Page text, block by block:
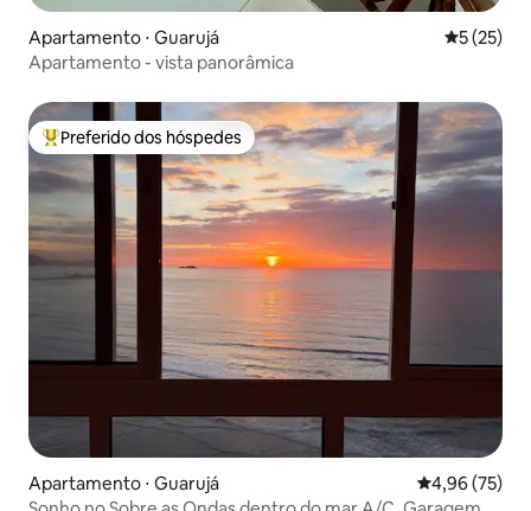
Apartamento ⋅ Guarujá 5 de uma
5 (25)
Apartamento - vista panorâmica
Entre os melhores preferidos dos hóspedes
Preferido dos hóspedes
Apartamento ⋅ Guarujá 4,96 de uma
4,96 (75)